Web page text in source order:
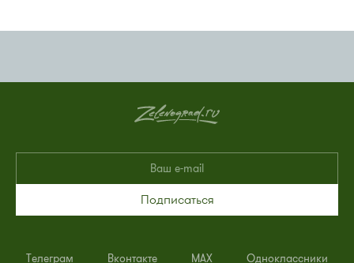
Подписаться
Телеграм Вконтакте MAX Одноклассники